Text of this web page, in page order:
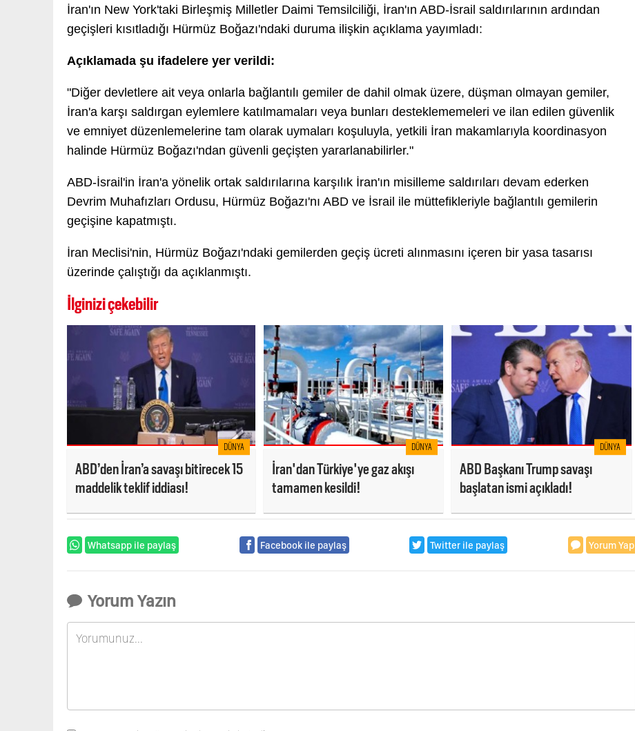
İran'ın New York'taki Birleşmiş Milletler Daimi Temsilciliği, İran'ın ABD-İsrail saldırılarının ardından
geçişleri kısıtladığı Hürmüz Boğazı'ndaki duruma ilişkin açıklama yayımladı:
Açıklamada şu ifadelere yer verildi:
"Diğer devletlere ait veya onlarla bağlantılı gemiler de dahil olmak üzere, düşman olmayan gemiler,
İran'a karşı saldırgan eylemlere katılmamaları veya bunları desteklememeleri ve ilan edilen güvenlik
ve emniyet düzenlemelerine tam olarak uymaları koşuluyla, yetkili İran makamlarıyla koordinasyon
halinde Hürmüz Boğazı'ndan güvenli geçişten yararlanabilirler."
ABD-İsrail'in İran'a yönelik ortak saldırılarına karşılık İran'ın misilleme saldırıları devam ederken
Devrim Muhafızları Ordusu, Hürmüz Boğazı'nı ABD ve İsrail ile müttefikleriyle bağlantılı gemilerin
geçişine kapatmıştı.
İran Meclisi'nin, Hürmüz Boğazı'ndaki gemilerden geçiş ücreti alınmasını içeren bir yasa tasarısı
üzerinde çalıştığı da açıklanmıştı.
İlginizi çekebilir
DÜNYA
ABD’den İran’a savaşı bitirecek 15
maddelik teklif iddiası!
DÜNYA
İran'dan Türkiye'ye gaz akışı
tamamen kesildi!
DÜNYA
ABD Başkanı Trump savaşı
başlatan ismi açıkladı!
Whatsapp ile paylaş Facebook ile paylaş Twitter ile paylaş Yorum Yap
Yorum Yazın